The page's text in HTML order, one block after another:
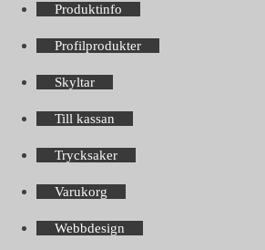
Produktinfo
Profilprodukter
Skyltar
Till kassan
Trycksaker
Varukorg
Webbdesign